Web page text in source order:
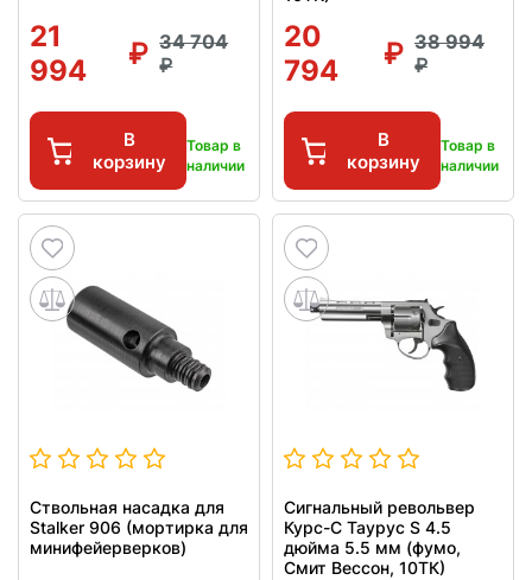
21
994
34 704
В
корзину
Товар в
наличии
20
794
38 994
В
корзину
Товар в
наличии
Ствольная насадка для
Stalker 906 (мортирка для
минифейерверков)
Сигнальный револьвер
Курс-С Таурус S 4.5
дюйма 5.5 мм (фумо,
Смит Вессон, 10ТК)